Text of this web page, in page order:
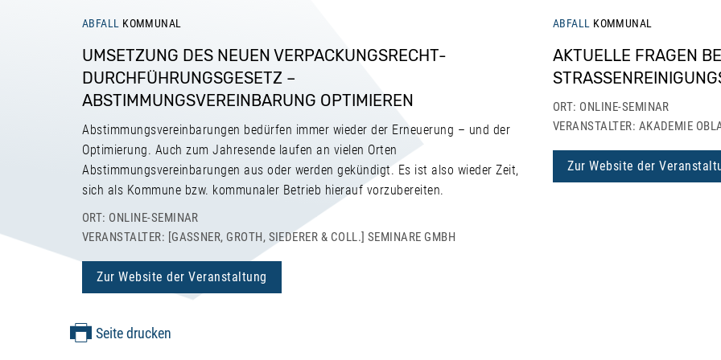
ABFALL KOMMUNAL
UMSETZUNG DES NEUEN VERPACKUNGSRECHT-
DURCHFÜHRUNGSGESETZ –
ABSTIMMUNGSVEREINBARUNG OPTIMIEREN
Abstimmungsvereinbarungen bedürfen immer wieder der Erneuerung – und der
Optimierung. Auch zum Jahresende laufen an vielen Orten
Abstimmungsvereinbarungen aus oder werden gekündigt. Es ist also wieder Zeit,
sich als Kommune bzw. kommunaler Betrieb hierauf vorzubereiten.
ORT: ONLINE-SEMINAR
VERANSTALTER: [GASSNER, GROTH, SIEDERER & COLL.] SEMINARE GMBH
Zur Website der Veranstaltung
ABFALL KOMMUNAL
AKTUELLE FRAGEN
ORT: ONLINE-SEMINAR
VERANSTALTER: AKADEMIE
Zur Website der
Seite drucken